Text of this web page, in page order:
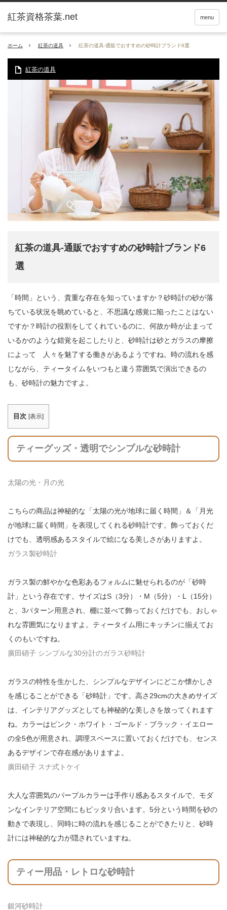
menu
紅茶資格茶葉.net
ホーム 紅茶の道具 紅茶の道具-通販でおすすめの砂時計ブランド6選
紅茶の道具
紅茶の道具-通販でおすすめの砂時計ブランド6
選
「時間」という、貴重な存在を知っていますか？砂時計の砂が落
ちている状況を眺めていると、不思議な感覚に陥ったことはない
ですか？時計の役割をしてくれているのに、何故か時が止まって
いるかのような錯覚を起こしたりと、砂時計は砂とガラスの摩擦
によって 人々を魅了する働きがあるようですね。時の流れを感
じながら、ティータイムをいつもと違う雰囲気で演出できるの
も、砂時計の魅力ですよ。
目次 [表示]
ティーグッズ・透明でシンプルな砂時計
太陽の光・月の光
こちらの商品は神秘的な「太陽の光が地球に届く時間」＆「月光
が地球に届く時間」を表現してくれる砂時計です。飾っておくだ
けでも、透明感あるスタイルで絵になる美しさがありますよ。
ガラス製砂時計
ガラス製の鮮やかな色彩あるフォルムに魅せられるのが「砂時
計」という存在です。サイズはS（3分）・M（5分）・L（15分）
と、3パターン用意され、棚に並べて飾っておくだけでも、おしゃ
れな雰囲気になりますよ。ティータイム用にキッチンに揃えてお
くのもいですね。
廣田硝子 シンプルな30分計のガラス砂時計
ガラスの特性を生かした、シンプルなデザインにどこか懐かしさ
を感じることができる「砂時計」です。高さ29cmの大きめサイズ
は、インテリアグッズとしても神秘的な美しさを放ってくれます
ね。カラーはピンク・ホワイト・ゴールド・ブラック・イエロー
の全5色が用意され、調理スペースに置いておくだけでも、センス
あるデザインで存在感がありますよ。
廣田硝子 スナ式トケイ
大人な雰囲気のパープルカラーは手作り感あるスタイルで、モダ
ンなインテリア空間にもピッタリ合います。5分という時間を砂の
動きで表現し、同時に時の流れを感じることができたりと、砂時
計には神秘的な力が隠されていますね。
ティー用品・レトロな砂時計
銀河砂時計